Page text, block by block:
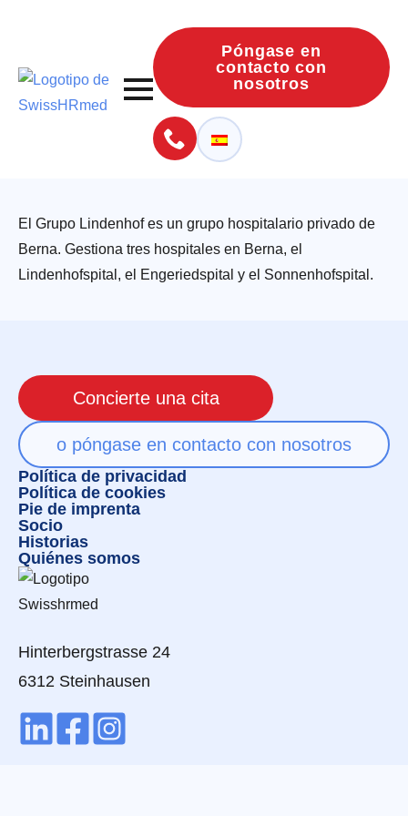
Póngase en
contacto con
nosotros
El Grupo Lindenhof es un grupo hospitalario privado de
Berna. Gestiona tres hospitales en Berna, el
Lindenhofspital, el Engeriedspital y el Sonnenhofspital.
Hinterbergstrasse 24
6312 Steinhausen
Socio
Historias
Quiénes somos
Política de privacidad
Política de cookies
Pie de imprenta
Concierte una cita
o póngase en contacto con nosotros